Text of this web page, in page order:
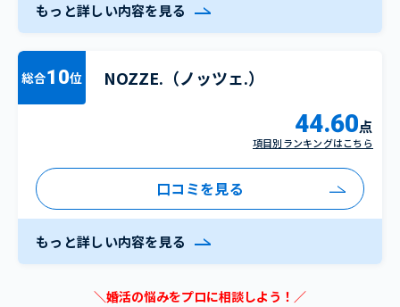
もっと詳しい内容を見る
総合10位 NOZZE.（ノッツェ.）
44.60点
項目別ランキングはこちら
口コミを見る
もっと詳しい内容を見る
＼婚活の悩みをプロに相談しよう！／